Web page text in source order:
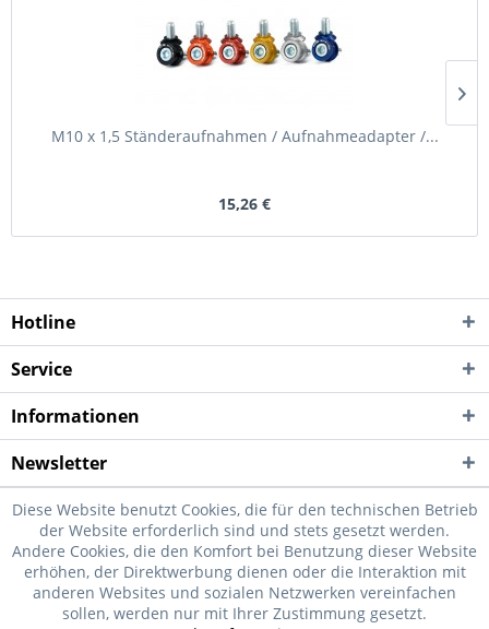
M10 x 1,5 Ständeraufnahmen / Aufnahmeadapter /...
15,26 €
Hotline
Service
Informationen
Newsletter
Diese Website benutzt Cookies, die für den technischen Betrieb
der Website erforderlich sind und stets gesetzt werden.
Andere Cookies, die den Komfort bei Benutzung dieser Website
erhöhen, der Direktwerbung dienen oder die Interaktion mit
anderen Websites und sozialen Netzwerken vereinfachen
sollen, werden nur mit Ihrer Zustimmung gesetzt.